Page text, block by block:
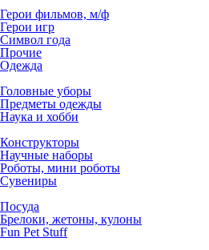
Герои фильмов, м/ф
Герои игр
Символ года
Прочие
Одежда
Головные уборы
Предметы одежды
Наука и хобби
Конструкторы
Научные наборы
Роботы, мини роботы
Сувениры
Посуда
Брелоки, жетоны, кулоны
Fun Pet Stuff